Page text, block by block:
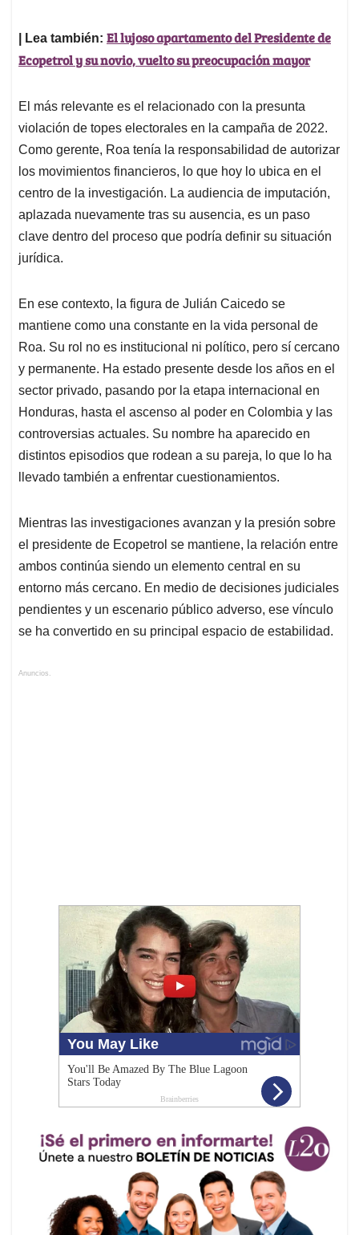
| Lea también: El lujoso apartamento del Presidente de
Ecopetrol y su novio, vuelto su preocupación mayor
El más relevante es el relacionado con la presunta
violación de topes electorales en la campaña de 2022.
Como gerente, Roa tenía la responsabilidad de autorizar
los movimientos financieros, lo que hoy lo ubica en el
centro de la investigación. La audiencia de imputación,
aplazada nuevamente tras su ausencia, es un paso
clave dentro del proceso que podría definir su situación
jurídica.
En ese contexto, la figura de Julián Caicedo se
mantiene como una constante en la vida personal de
Roa. Su rol no es institucional ni político, pero sí cercano
y permanente. Ha estado presente desde los años en el
sector privado, pasando por la etapa internacional en
Honduras, hasta el ascenso al poder en Colombia y las
controversias actuales. Su nombre ha aparecido en
distintos episodios que rodean a su pareja, lo que lo ha
llevado también a enfrentar cuestionamientos.
Mientras las investigaciones avanzan y la presión sobre
el presidente de Ecopetrol se mantiene, la relación entre
ambos continúa siendo un elemento central en su
entorno más cercano. En medio de decisiones judiciales
pendientes y un escenario público adverso, ese vínculo
se ha convertido en su principal espacio de estabilidad.
Anuncios.